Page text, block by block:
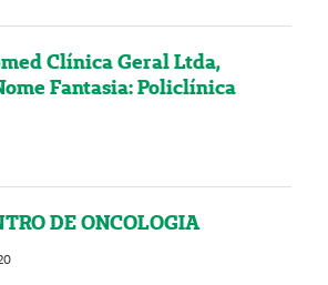
Clínica Geral Ltda,
Fantasia: Policlínica
DE ONCOLOGIA